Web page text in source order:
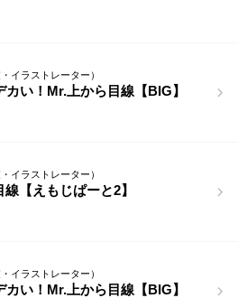
イラストレーター）
カい！Mr.上から目線【BIG】
イラストレーター）
【えもじぱーと2】
イラストレーター）
カい！Mr.上から目線【BIG】